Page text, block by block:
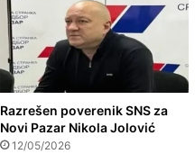
Razrešen poverenik SNS za
Novi Pazar Nikola Jolović
12/05/2026